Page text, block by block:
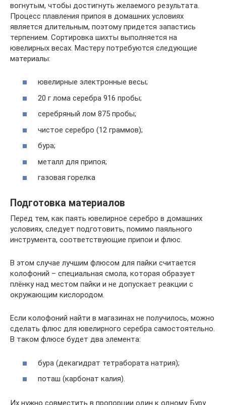
вогнутым, чтобы достигнуть желаемого результата.
Процесс плавления припоя в домашних условиях
является длительным, поэтому придется запастись
терпением. Сортировка шихты выполняется на
ювелирных весах. Мастеру потребуются следующие
материалы:
ювелирные электронные весы;
20 г лома серебра 916 пробы;
серебряный лом 875 пробы;
чистое серебро (12 граммов);
бура;
металл для припоя;
газовая горелка
Подготовка материалов
Перед тем, как паять ювелирное серебро в домашних
условиях, следует подготовить, помимо паяльного
инструмента, соответствующие припои и флюс.
В этом случае лучшим флюсом для пайки считается
колофоний – специальная смола, которая образует
плёнку над местом пайки и не допускает реакции с
окружающим кислородом.
Если колофоний найти в магазинах не получилось, можно
сделать флюс для ювелирного серебра самостоятельно.
В таком флюсе будет два элемента:
бура (декагидрат тетрабората натрия);
поташ (карбонат калия).
Их нужно совместить в пропорции один к одному. Буру